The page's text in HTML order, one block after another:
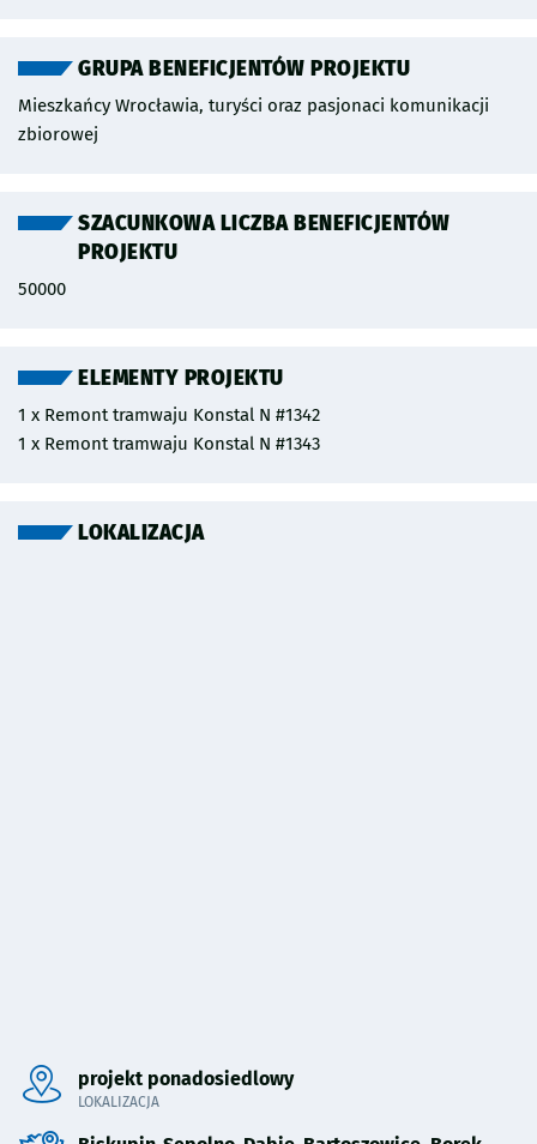
GRUPA BENEFICJENTÓW PROJEKTU
Mieszkańcy Wrocławia, turyści oraz pasjonaci komunikacji
zbiorowej
SZACUNKOWA LICZBA BENEFICJENTÓW
PROJEKTU
50000
ELEMENTY PROJEKTU
1 x Remont tramwaju Konstal N #1342
1 x Remont tramwaju Konstal N #1343
LOKALIZACJA
Pominięto mapę i przeniesiono do sekcji poniżej.
projekt ponadosiedlowy
LOKALIZACJA